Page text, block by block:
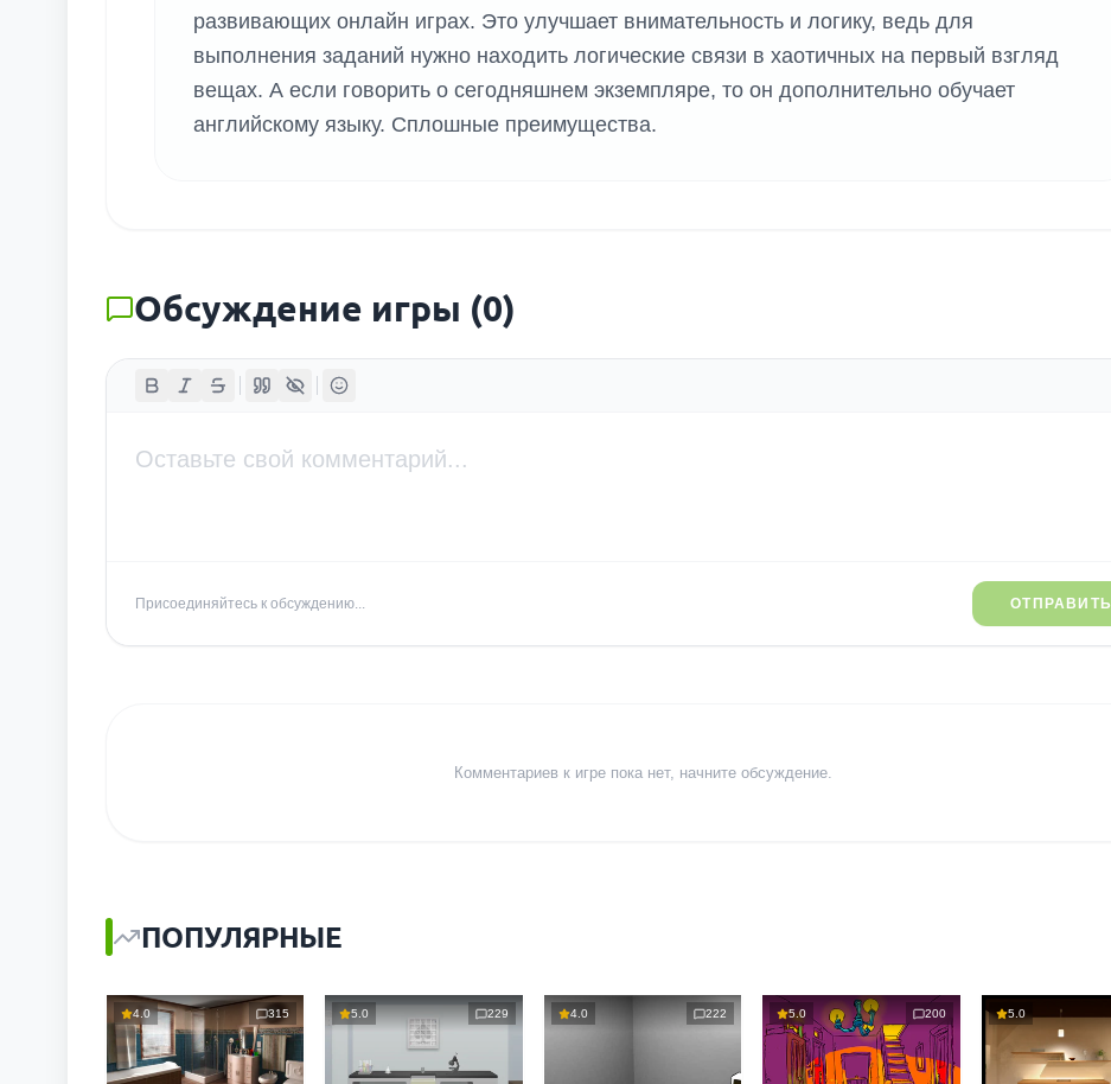
развивающих онлайн играх. Это улучшает внимательность и логику, ведь для
выполнения заданий нужно находить логические связи в хаотичных на первый взгляд
вещах. А если говорить о сегодняшнем экземпляре, то он дополнительно обучает
английскому языку. Сплошные преимущества.
Обсуждение игры (0)
Присоединяйтесь к обсуждению... ОТПРАВИТЬ
Комментариев к игре пока нет, начните обсуждение.
ПОПУЛЯРНЫЕ
4.0 315 5.0 229 4.0 222 5.0 200 5.0